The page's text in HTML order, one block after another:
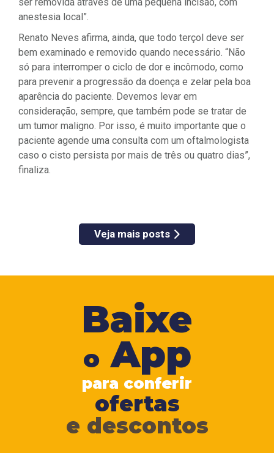
anestesia local”.
Renato Neves afirma, ainda, que todo terçol deve ser
bem examinado e removido quando necessário. “Não
só para interromper o ciclo de dor e incômodo, como
para prevenir a progressão da doença e zelar pela boa
aparência do paciente. Devemos levar em
consideração, sempre, que também pode se tratar de
um tumor maligno. Por isso, é muito importante que o
paciente agende uma consulta com um oftalmologista
caso o cisto persista por mais de três ou quatro dias”,
finaliza.
Veja mais posts
Baixe
oApp
para conferir
ofertas
e descontos